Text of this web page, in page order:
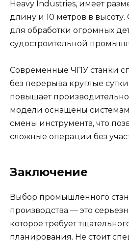
Heavy Industries, имеет
длину и 10 метров в высоту.
для обработки огромных
судостроительной
Современные ЧПУ станки
без перерыва круглые
повышает
модели оснащены
смены инструмента, что
сложные операции без
Заключение
Выбор промышленного
производства — это
которое требует
планирования. Не стоит